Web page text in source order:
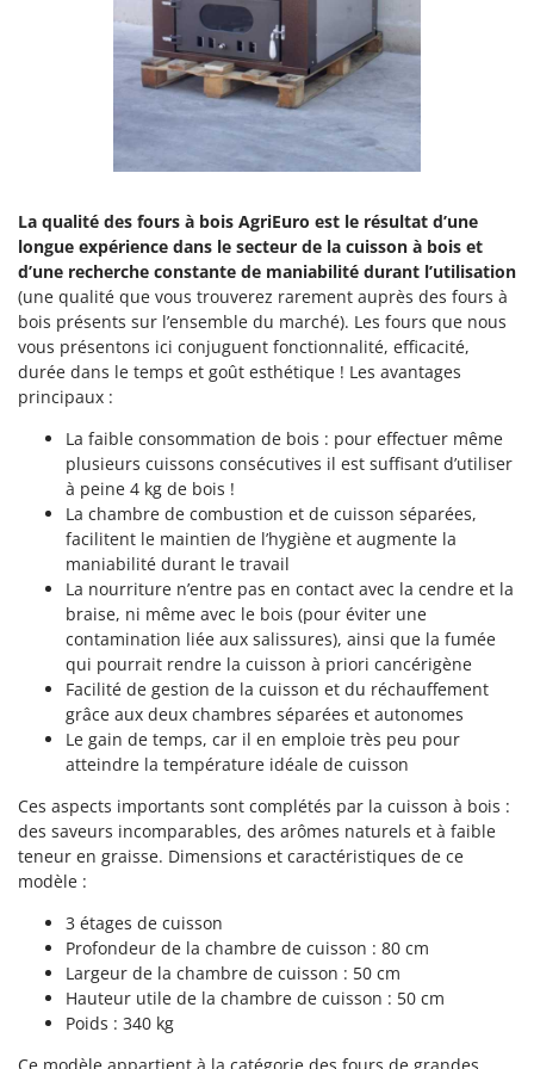
Groupes électrogènes
Gyrobroyeurs à lame pour tracteur
Haches - Cognées et Hachettes
Hachoirs à viande
Herses Rotatives
L
Lames à neige
Lames niveleuses pour tracteur
Lave-vitres
Lieuses électriques pour vignes
Machines à pâtes
Machines pour la transformation des fruits
Machines sous vide
Motobineuses
Motoculteurs
Motofaucheuses
Motopompes pour irrigation
Moulins à céréales électriques
Moulins à farine
N
Nettoyeurs et Balais à vapeur
Nettoyeurs tapis, moquettes et tapisseries
Peignes vibreurs et Secoueurs à olives
Pelles rétros pour tracteur
EcoFlow
Effeuno
Energy Gruppi
Enotecnica Pillan
Eschenfelder
EuroMech
Eurosystems
FAC
Fama Industrie
Famag
Famur
FARMER
FBC
Ferrari Group
Ferroni
Ferrua
FIAC
FIEM
Fimar
FINI
Fiorentini
Fiskars
Flymo
Fontana Forni
Forest Master
La qualité des fours à bois AgriEuro est le résultat d’une
longue expérience dans le secteur de la cuisson à bois et
d’une recherche constante de maniabilité durant l’utilisation
(une qualité que vous trouverez rarement auprès des fours à
bois présents sur l’ensemble du marché). Les fours que nous
vous présentons ici conjuguent fonctionnalité, efficacité,
durée dans le temps et goût esthétique ! Les avantages
principaux :
La faible consommation de bois : pour effectuer même
plusieurs cuissons consécutives il est suffisant d’utiliser
à peine 4 kg de bois !
La chambre de combustion et de cuisson séparées,
facilitent le maintien de l’hygiène et augmente la
maniabilité durant le travail
La nourriture n’entre pas en contact avec la cendre et la
braise, ni même avec le bois (pour éviter une
contamination liée aux salissures), ainsi que la fumée
qui pourrait rendre la cuisson à priori cancérigène
Facilité de gestion de la cuisson et du réchauffement
grâce aux deux chambres séparées et autonomes
Le gain de temps, car il en emploie très peu pour
atteindre la température idéale de cuisson
Ces aspects importants sont complétés par la cuisson à bois :
des saveurs incomparables, des arômes naturels et à faible
teneur en graisse. Dimensions et caractéristiques de ce
modèle :
3 étages de cuisson
Profondeur de la chambre de cuisson : 80 cm
Largeur de la chambre de cuisson : 50 cm
Hauteur utile de la chambre de cuisson : 50 cm
Poids : 340 kg